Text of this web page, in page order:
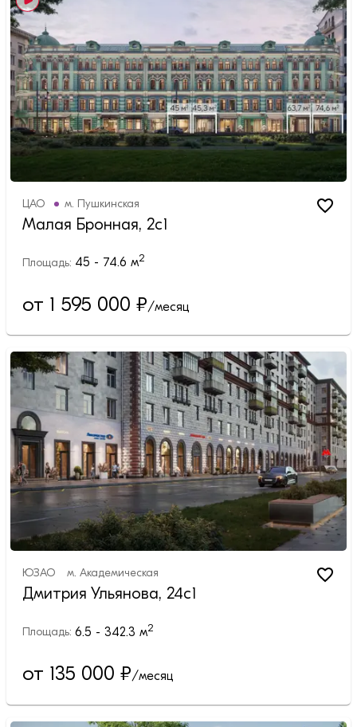
ЦАО м. Пушкинская
Малая Бронная, 2с1
Площадь: 45 - 74.6 м2
от 1 595 000 ₽/месяц
ЮЗАО м. Академическая
Дмитрия Ульянова, 24с1
Площадь: 6.5 - 342.3 м2
от 135 000 ₽/месяц